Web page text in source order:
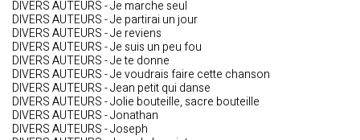
DIVERS AUTEURS - Je marche seul
DIVERS AUTEURS - Je partirai un jour
DIVERS AUTEURS - Je reviens
DIVERS AUTEURS - Je suis un peu fou
DIVERS AUTEURS - Je te donne
DIVERS AUTEURS - Je voudrais faire cette chanson
DIVERS AUTEURS - Jean petit qui danse
DIVERS AUTEURS - Jolie bouteille, sacre bouteille
DIVERS AUTEURS - Jonathan
DIVERS AUTEURS - Joseph